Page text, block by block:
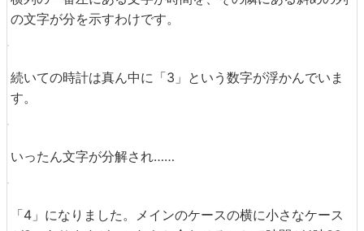
の文字が分を示すわけです。